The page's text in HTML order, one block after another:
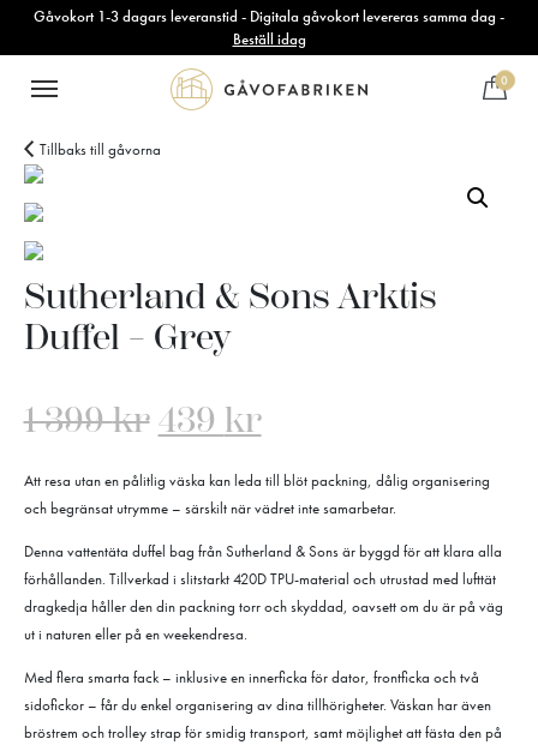
Gåvokort 1-3 dagars leveranstid - Digitala gåvokort levereras samma dag -
Beställ idag
0
Tillbaks till gåvorna
Sutherland & Sons Arktis
Duffel – Grey
1 399kr 439 kr
Att resa utan en pålitlig väska kan leda till blöt packning, dålig organisering
och begränsat utrymme – särskilt när vädret inte samarbetar.
Denna vattentäta duffel bag från Sutherland & Sons är byggd för att klara alla
förhållanden. Tillverkad i slitstarkt 420D TPU-material och utrustad med lufttät
dragkedja håller den din packning torr och skyddad, oavsett om du är på väg
ut i naturen eller på en weekendresa.
Med flera smarta fack – inklusive en innerficka för dator, frontficka och två
sidofickor – får du enkel organisering av dina tillhörigheter. Väskan har även
bröstrem och trolley strap för smidig transport, samt möjlighet att fästa den på